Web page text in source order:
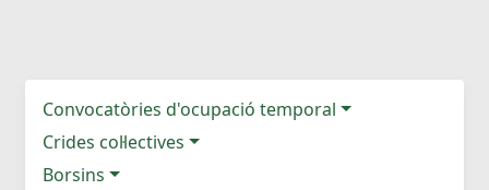
Convocatòries d'ocupació temporal
Crides col·lectives
Borsins